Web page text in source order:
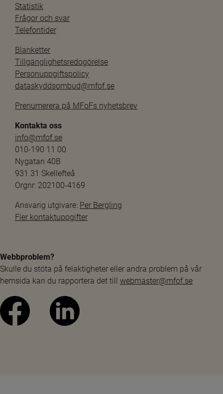
Statistik
Frågor och svar
Telefontider
Blanketter
Tillgänglighetsredogörelse
Personuppgiftspolicy
dataskyddsombud@mfof.se
Prenumerera på MFoFs nyhetsbrev
Kontakta oss
info@mfof.se
010-190 11 00
Nygatan 40B
931 31 Skellefteå
Orgnr: 202100-4169
Ansvarig utgivare: Per Bergling
Fler kontaktuppgifter
Webbproblem?
Skulle du stöta på felaktigheter eller andra problem på vår
hemsida kan du rapportera det till webmaster@mfof.se